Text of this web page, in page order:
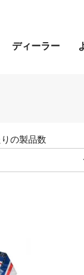
ディーラー
の製品数